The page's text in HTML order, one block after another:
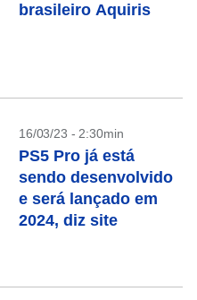
brasileiro Aquiris
16/03/23 - 2:30min
PS5 Pro já está
sendo desenvolvido
e será lançado em
2024, diz site